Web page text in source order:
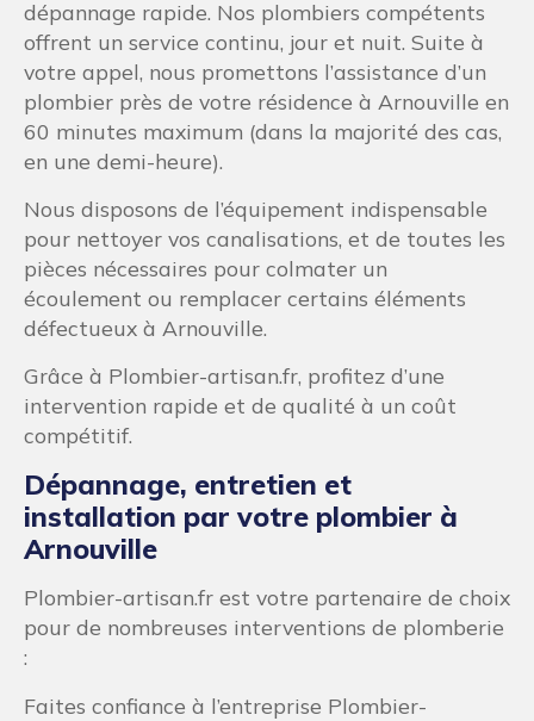
dépannage rapide. Nos plombiers compétents
offrent un service continu, jour et nuit. Suite à
votre appel, nous promettons l’assistance d’un
plombier près de votre résidence à Arnouville en
60 minutes maximum (dans la majorité des cas,
en une demi-heure).
Nous disposons de l’équipement indispensable
pour nettoyer vos canalisations, et de toutes les
pièces nécessaires pour colmater un
écoulement ou remplacer certains éléments
défectueux à Arnouville.
Grâce à Plombier-artisan.fr, profitez d’une
intervention rapide et de qualité à un coût
compétitif.
Dépannage, entretien et
installation par votre plombier à
Arnouville
Plombier-artisan.fr est votre partenaire de choix
pour de nombreuses interventions de plomberie
:
Faites confiance à l’entreprise Plombier-